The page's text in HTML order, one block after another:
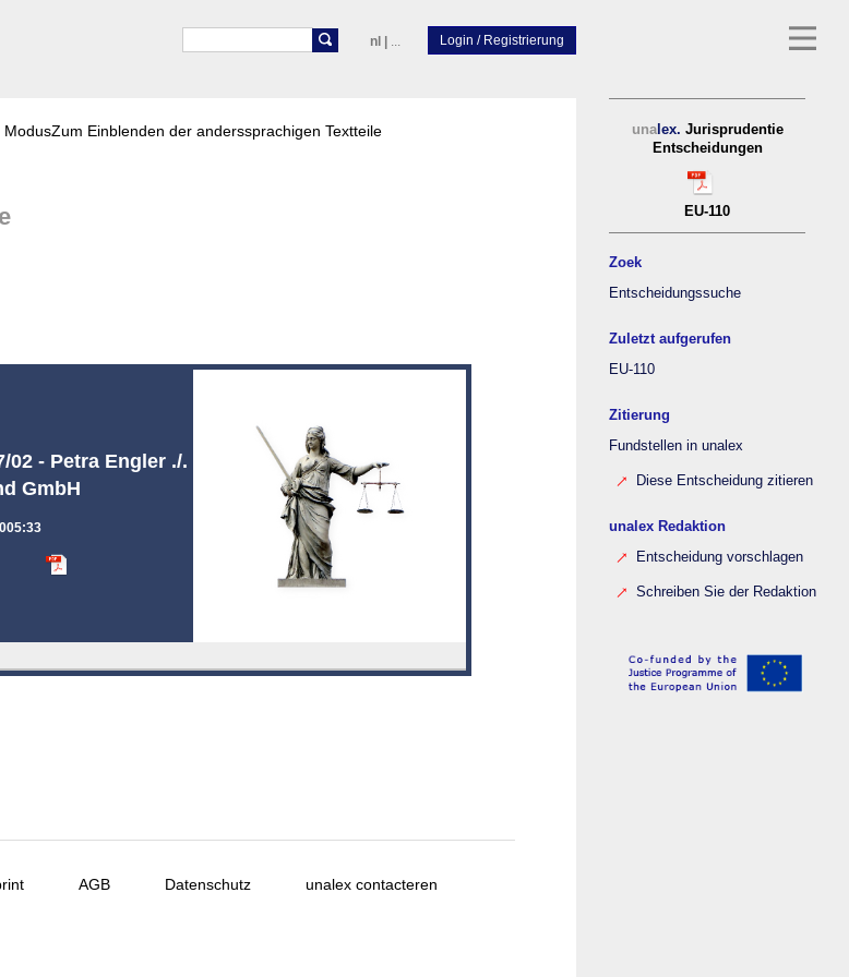
nl |
unalex. Jurisprudentie
Entscheidungen
EU-110
Zoek
Entscheidungssuche
Zuletzt aufgerufen
EU-110
Zitierung
Fundstellen in unalex
Diese Entscheidung zitieren
unalex Redaktion
Entscheidung vorschlagen
Schreiben Sie der Redaktion
ModusZum Einblenden der anderssprachigen Textteile
02 - Petra Engler ./.
GmbH
AGB Datenschutz unalex contacteren